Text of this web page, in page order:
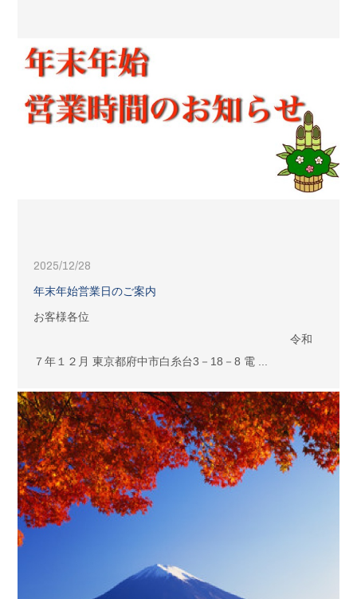
2025/12/28
年末年始営業日のご案内
お客様各位
令和
７年１２月 東京都府中市白糸台3－18－8 電 ...